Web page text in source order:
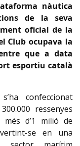
nàutica
de la seva
oficial de la
Club ocupava la
que a data
esportiu català
confeccionat
ressenyes
d’1 milió de
se en una